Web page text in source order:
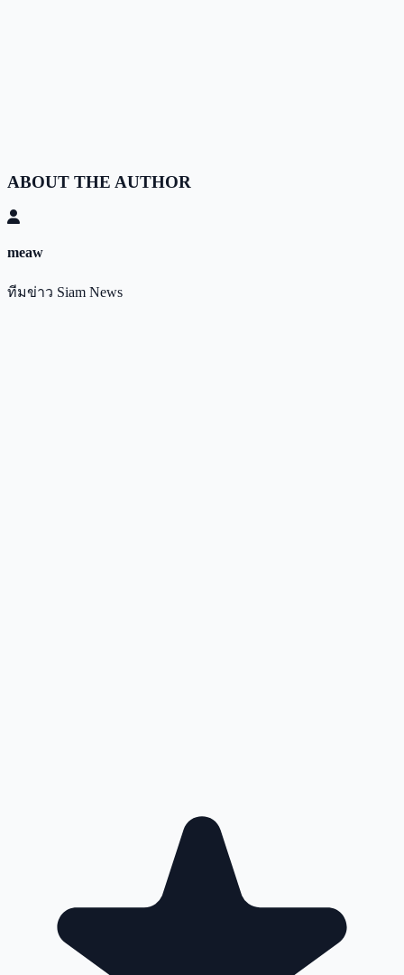
ABOUT THE AUTHOR
meaw
ทีมข่าว Siam News